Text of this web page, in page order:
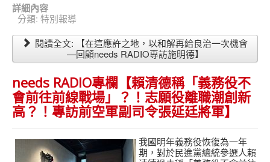
詳細內容
分類: 特別報導
閱讀全文: 【在這應許之地，以和解再給良治一次機會
—回顧needs RADIO專訪施明德】
needs RADIO專欄【賴清德稱「義務役不
會前往前線戰場」？！志願役離職潮創新
高？！專訪前空軍副司令張延廷將軍】
我國明年義務役恢復為一年
期，對於民進黨總統參選人賴